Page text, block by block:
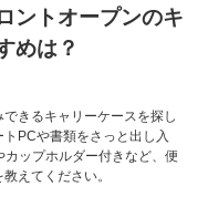
ントオープンのキ
めは？
きるキャリーケースを探し
PCや書類をさっと出し入
ップホルダー付きなど、便
えてください。